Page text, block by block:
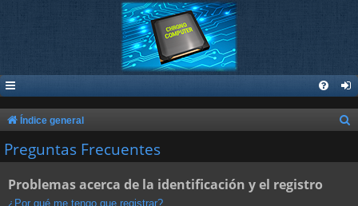
Índice general
s
Preguntas Frecuentes
Problemas acerca de la identificación y el registro
¿Por qué me tengo que registrar?